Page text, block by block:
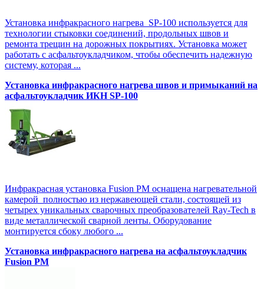
Установка инфракрасного нагрева SP-100 используется для
технологии стыковки соединений, продольных швов и
ремонта трещин на дорожных покрытиях. Установка может
работать с асфальтоукладчиком, чтобы обеспечить надежную
систему, которая ...
Установка инфракрасного нагрева швов и примыканий на
асфальтоукладчик ИКН SP-100
Инфракрасная установка Fusion PM оснащена нагревательной
камерой полностью из нержавеющей стали, состоящей из
четырех уникальных сварочных преобразователей Ray-Tech в
виде металлической сварной ленты. Оборудование
монтируется сбоку любого ...
Установка инфракрасного нагрева на асфальтоукладчик
Fusion PM